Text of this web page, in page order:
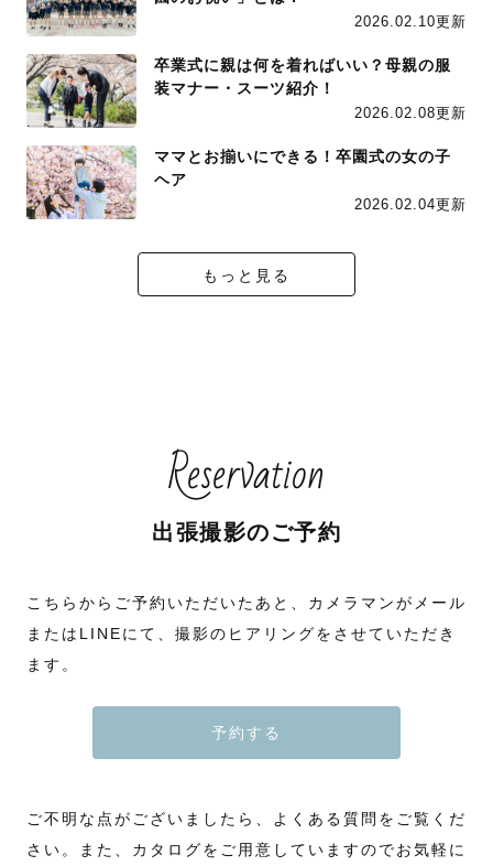
2026.02.10更新
卒業式に親は何を着ればいい？母親の服
装マナー・スーツ紹介！
2026.02.08更新
ママとお揃いにできる！卒園式の女の子
ヘア
2026.02.04更新
もっと見る
Reservation
出張撮影のご予約
こちらからご予約いただいたあと、カメラマンがメール
またはLINEにて、撮影のヒアリングをさせていただき
ます。
予約する
ご不明な点がございましたら、よくある質問をご覧くだ
さい。また、カタログをご用意していますのでお気軽に